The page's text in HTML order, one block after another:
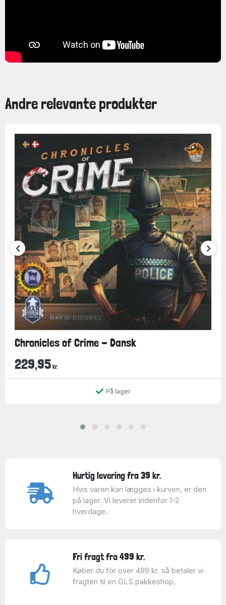
Andre relevante produkter
Chronicles of Crime - Dansk
229,95 kr.
På lager
Hurtig levering fra 39 kr.
Hvis varen kan lægges i kurven, er den
på lager. Vi leverer indenfor 1-2
hverdage.
Fri fragt fra 499 kr.
Køber du for over 499 kr. så betaler vi
fragten til en GLS pakkeshop.